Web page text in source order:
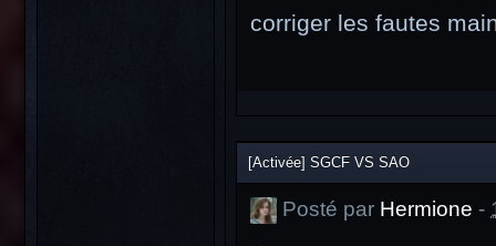
corriger les fautes
[Activée] SGCF VS SAO
Posté par Hermione -